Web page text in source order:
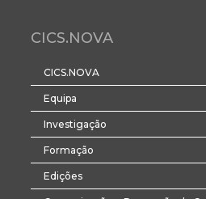
CICS.NOVA
CICS.NOVA
Equipa
Investigação
Formação
Edições